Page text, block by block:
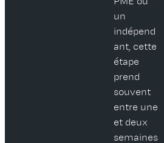
un
indépend
ant, cette
étape
prend
souvent
entre une
et deux
semaines